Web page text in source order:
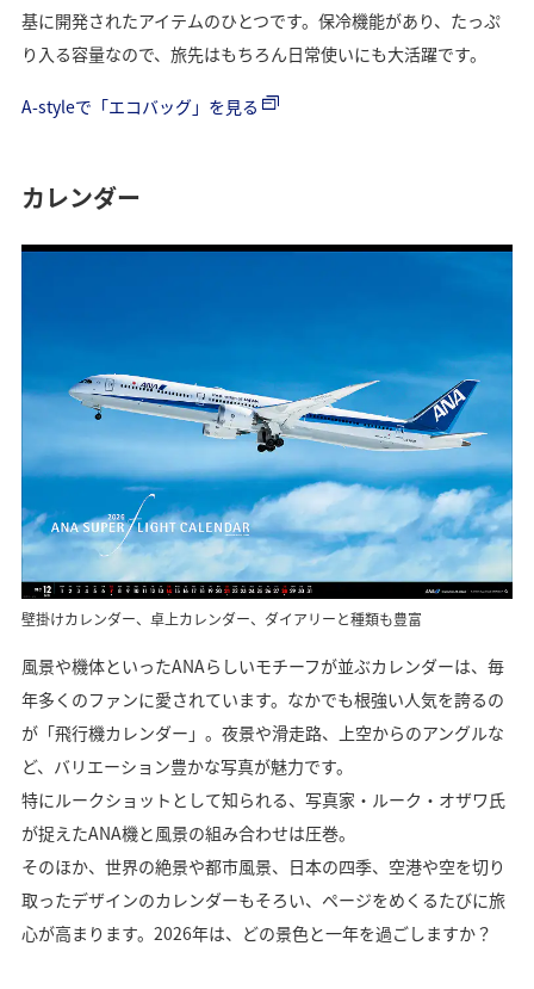
基に開発されたアイテムのひとつです。保冷機能があり、たっぷ
り入る容量なので、旅先はもちろん日常使いにも大活躍です。
A-styleで「エコバッグ」を見る
カレンダー
壁掛けカレンダー、卓上カレンダー、ダイアリーと種類も豊富
風景や機体といったANAらしいモチーフが並ぶカレンダーは、毎
年多くのファンに愛されています。なかでも根強い人気を誇るの
が「飛行機カレンダー」。夜景や滑走路、上空からのアングルな
ど、バリエーション豊かな写真が魅力です。
特にルークショットとして知られる、写真家・ルーク・オザワ氏
が捉えたANA機と風景の組み合わせは圧巻。
そのほか、世界の絶景や都市風景、日本の四季、空港や空を切り
取ったデザインのカレンダーもそろい、ページをめくるたびに旅
心が高まります。2026年は、どの景色と一年を過ごしますか？